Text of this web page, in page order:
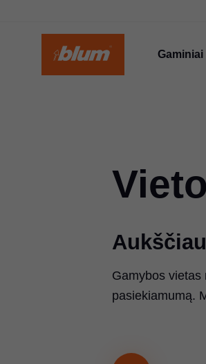
Gaminiai
Gamybos vietas
pasiekiamumą.